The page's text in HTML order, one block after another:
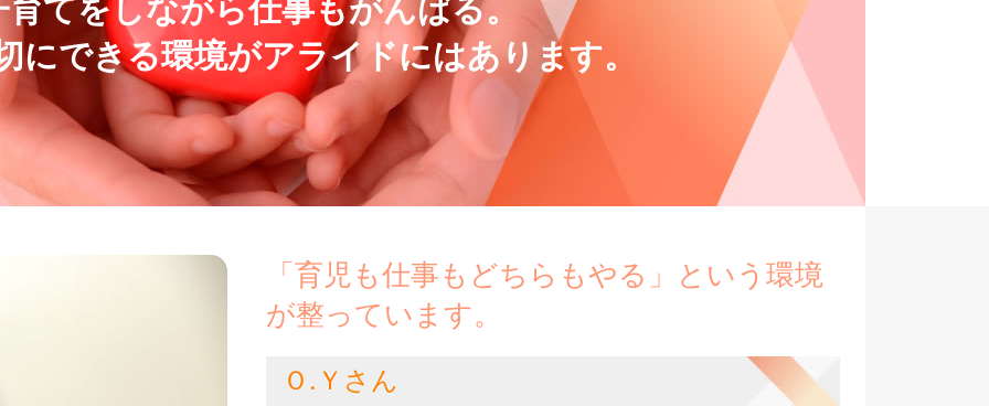
育てをしながら仕事もがんばる。
にできる環境がアライドにはあります。
「育児も仕事もどちらもやる」という環境
が整っています。
Ｏ.Ｙさん